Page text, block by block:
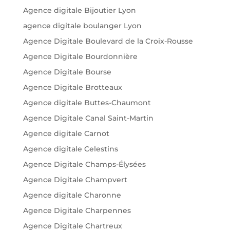
Agence digitale Bijoutier Lyon
agence digitale boulanger Lyon
Agence Digitale Boulevard de la Croix-Rousse
Agence Digitale Bourdonnière
Agence Digitale Bourse
Agence Digitale Brotteaux
Agence digitale Buttes-Chaumont
Agence Digitale Canal Saint-Martin
Agence digitale Carnot
Agence digitale Celestins
Agence Digitale Champs-Élysées
Agence Digitale Champvert
Agence digitale Charonne
Agence Digitale Charpennes
Agence Digitale Chartreux